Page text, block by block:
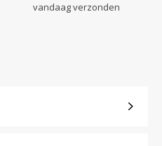
vandaag verzonden